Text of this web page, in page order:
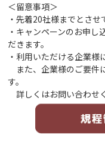
＜留意事項＞
・先着20社様までとさせ
・キャンペーンのお申
だきます。
・利用いただける企業様
また、企業様のご要件
す。
詳しくはお問い合わせ